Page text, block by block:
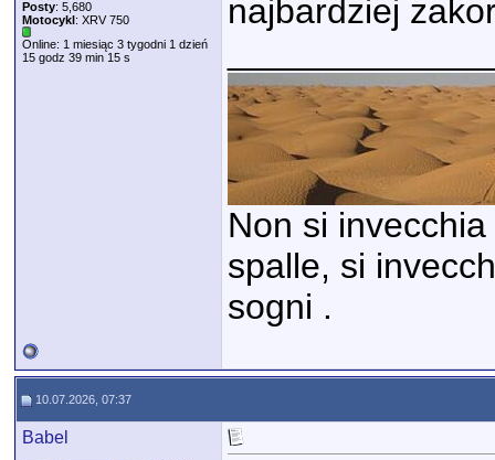
Posty: 5,680
Motocykl: XRV 750
Online: 1 miesiąc 3 tygodni 1 dzień
15 godz 39 min 15 s
najbardziej
Non si
spalle, si
sogni .
10.07.2026, 07:37
Babel